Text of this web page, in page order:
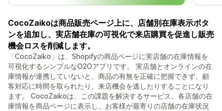
CocoZaikoは商品販売ページ上に、店舗別在庫表示ボタ
ンを追加し、実店舗在庫の可視化で来店購買を促進し販売
機会ロスを削減します。
「CocoZaiko」は、Shopifyの商品ページに実店舗の在庫情報を
可視化するシンプルなO2Oアプリです。 実店舗とオンラインの在
庫情報が連携していないと、商品の有無を正確に把握できず、顧
客対応に時間を取られたり、来店機会を逃したりすることになり
ます。 CocoZaikoは、この課題を解決するサービス。各店舗の在
庫情報を商品ページに表示し、お客様が最寄りの店舗の在庫状況